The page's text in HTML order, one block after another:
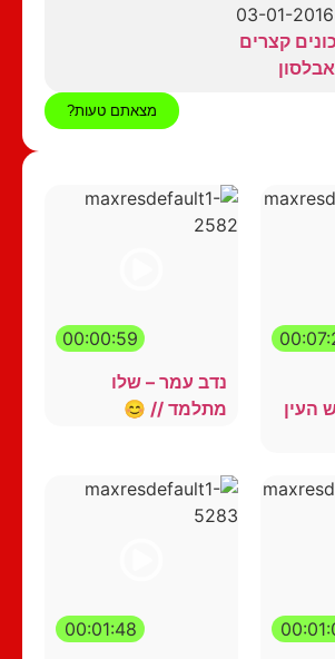
קצרים
מצאתם טעות?
העין
00:00:59
נדב עמר – שלו
מתלמד // 😊
00:01:48